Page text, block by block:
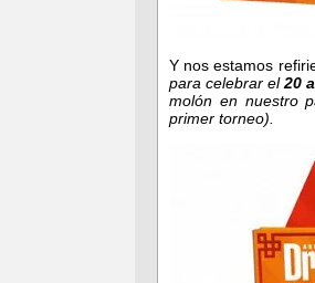
Y nos estamos
para celebrar el20
molón en nuestro
primer torneo).